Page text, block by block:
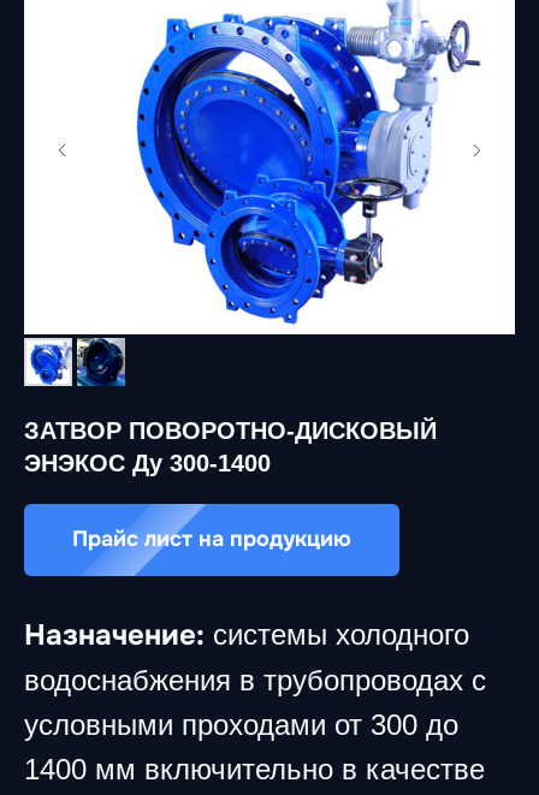
ЗАТВОР ПОВОРОТНО-ДИСКОВЫЙ
ЭНЭКОС Ду 300-1400
Прайс лист на продукцию
Назначение: системы холодного
водоснабжения в трубопроводах с
условными проходами от 300 до
1400 мм включительно в качестве